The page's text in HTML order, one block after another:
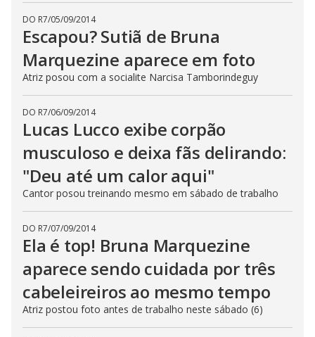
DO R7/05/09/2014
Escapou? Sutiã de Bruna
Marquezine aparece em foto
Atriz posou com a socialite Narcisa Tamborindeguy
DO R7/06/09/2014
Lucas Lucco exibe corpão
musculoso e deixa fãs delirando:
"Deu até um calor aqui"
Cantor posou treinando mesmo em sábado de trabalho
DO R7/07/09/2014
Ela é top! Bruna Marquezine
aparece sendo cuidada por três
cabeleireiros ao mesmo tempo
Atriz postou foto antes de trabalho neste sábado (6)